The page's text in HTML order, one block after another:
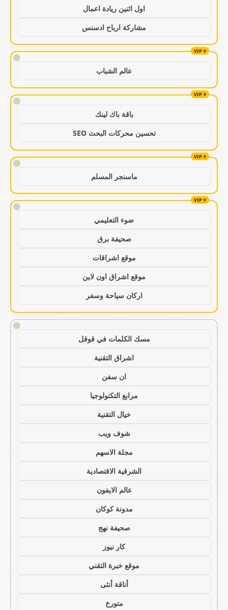
اول اثنين ريادة اعمال
مشاركة ارباح ادسنس
!
عالم الشباب
!
باقة باك لينك
تحسين محركات البحث SEO
!
ماسنجر المسلم
!
ضوء التعليمي
صحيفة برق
موقع اشراقات
موقع اشراق اون لاين
اركان سياحة وسفر
!
مسك الكلمات في قوقل
اشراق التقنية
ان سفن
مرابع التكنولوجيا
خيال التقنية
شوف ويب
مجلة الاسهم
الشرقية الاقتصادية
عالم الايفون
مدونة كوكان
صحيفة نهج
كار نيوز
موقع خبرة التقني
أناقة أنثى
متورخ